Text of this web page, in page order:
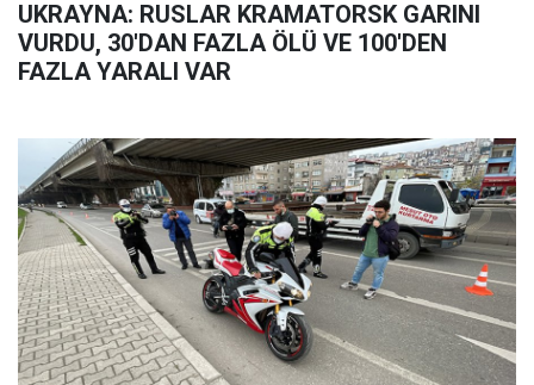
UKRAYNA: RUSLAR KRAMATORSK GARINI
VURDU, 30'DAN FAZLA ÖLÜ VE 100'DEN
FAZLA YARALI VAR